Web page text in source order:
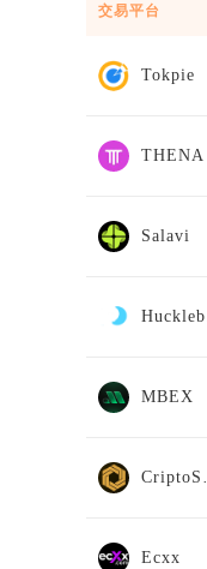
交易平台
Tokpie
Salavi
MBEX
Ecxx